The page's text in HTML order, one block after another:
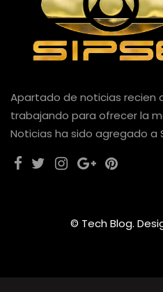
Apartado de noticias recien
trabajando para ofrecer la
Noticias ha sido agregado a
© Tech Blog.